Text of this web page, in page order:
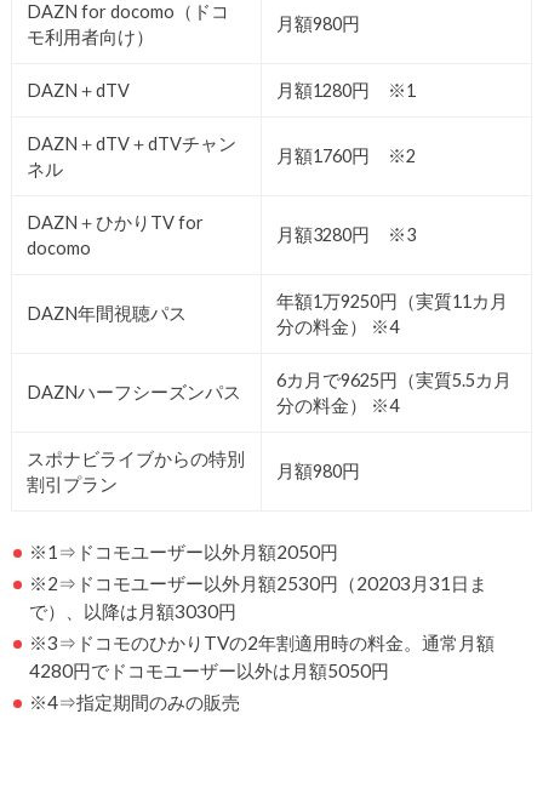
DAZN for docomo（ドコ
モ利用者向け）
月額980円
DAZN＋dTV 月額1280円 ※1
DAZN＋dTV＋dTVチャン
ネル
月額1760円 ※2
DAZN＋ひかりTV for
docomo
月額3280円 ※3
DAZN年間視聴パス
年額1万9250円（実質11カ月
分の料金） ※4
DAZNハーフシーズンパス
6カ月で9625円（実質5.5カ月
分の料金） ※4
スポナビライブからの特別
割引プラン
月額980円
※1⇒ドコモユーザー以外月額2050円
※2⇒ドコモユーザー以外月額2530円（20203月31日ま
で）、以降は月額3030円
※3⇒ドコモのひかりTVの2年割適用時の料金。通常月額
4280円でドコモユーザー以外は月額5050円
※4⇒指定期間のみの販売